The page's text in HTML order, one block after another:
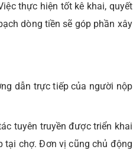
thực hiện tốt kê khai, quyết
dòng tiền sẽ góp phần xây
dẫn trực tiếp của người nộp
tuyên truyền được triển khai
tại chợ. Đơn vị cũng chủ động